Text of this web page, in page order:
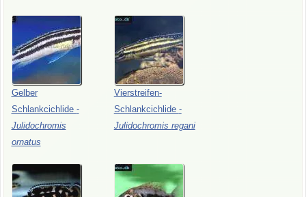
Gelber
Schlankcichlide -
Julidochromis
ornatus
Vierstreifen-
Schlankcichlide -
Julidochromis regani